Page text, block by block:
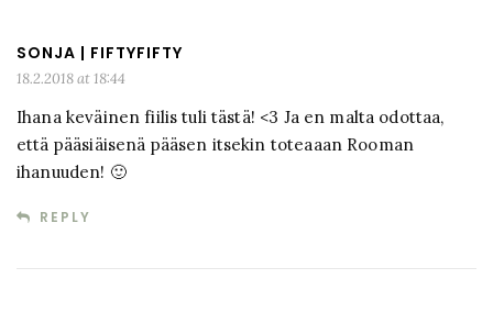
SONJA | FIFTYFIFTY
18.2.2018 at 18:44
Ihana keväinen fiilis tuli tästä! <3 Ja en malta odottaa,
että pääsiäisenä pääsen itsekin toteaaan Rooman
ihanuuden! 🙂
REPLY